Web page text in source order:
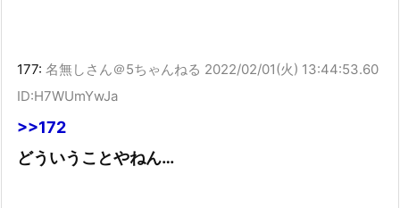
177: 名無しさん＠5ちゃんねる 2022/02/01(火) 13:44:53.60
ID:H7WUmYwJa
>>172
どういうことやねん…